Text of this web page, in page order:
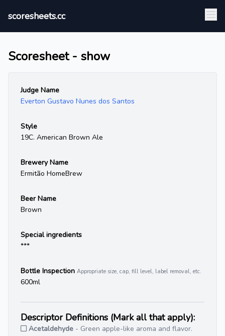
scoresheets.cc
Scoresheet - show
Judge Name
Everton Gustavo Nunes dos Santos
Style
19C. American Brown Ale
Brewery Name
Ermitão HomeBrew
Beer Name
Brown
Special ingredients
***
Bottle Inspection Appropriate size, cap, fill level, label removal, etc.
600ml
Descriptor Definitions (Mark all that apply):
Acetaldehyde - Green apple-like aroma and flavor.